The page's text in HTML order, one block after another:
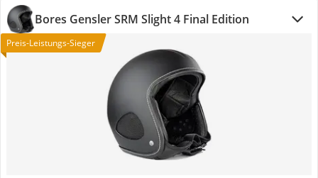
Bores Gensler SRM Slight 4 Final Edition
Preis-Leistungs-Sieger